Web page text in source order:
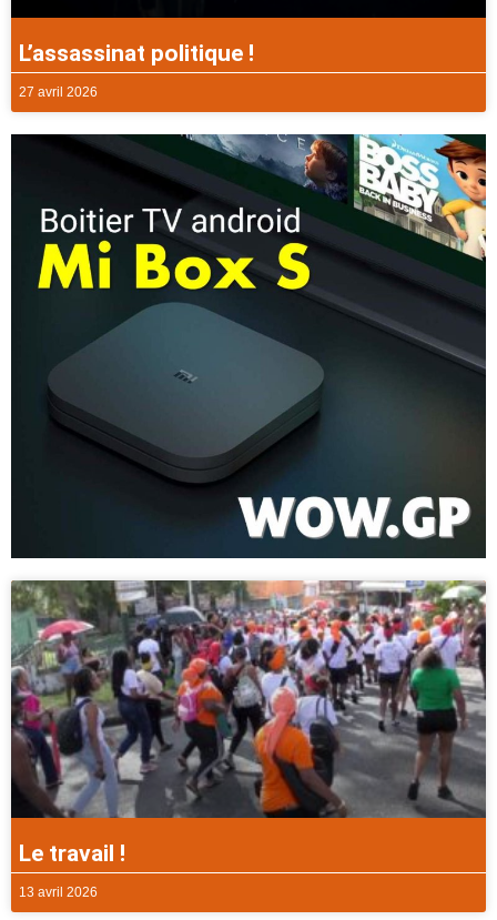
L’assassinat politique !
27 avril 2026
Le travail !
13 avril 2026